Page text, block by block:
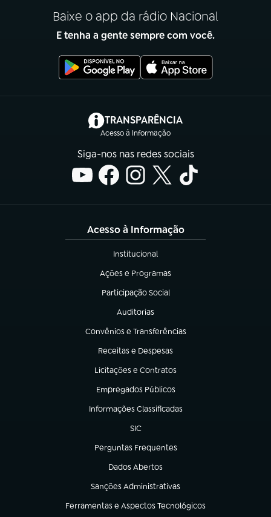
Baixe o app da rádio Nacional
E tenha a gente sempre com você.
TRANSPARÊNCIA
Acesso à Informação
(abre em nova aba)
Siga-nos nas redes sociais
Acesso à Informação
Institucional
(abre em nova aba)
Ações e Programas
(abre em nova aba)
Participação Social
(abre em nova aba)
Auditorias
(abre em nova aba)
Convênios e Transferências
(abre em nova aba)
Receitas e Despesas
(abre em nova aba)
Licitações e Contratos
(abre em nova aba)
Empregados Públicos
(abre em nova aba)
Informações Classificadas
(abre em nova aba)
SIC
(abre em nova aba)
Perguntas Frequentes
(abre em nova aba)
Dados Abertos
(abre em nova aba)
Sanções Administrativas
(abre em nova aba)
Ferramentas e Aspectos Tecnológicos
(abre em nova aba)